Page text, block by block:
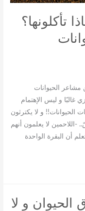
تأكلونها؟
مشاعر الحيوانات
غالبًا و ليس الإهتمام
الحيوانات!! و لا يكترثون
اللاحمين لا يعلمون أنهم
أن البقرة الواحدة
و لا